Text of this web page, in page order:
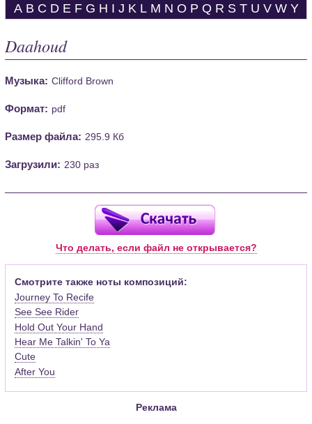
A B C D E F G H I J K L M N O P Q R S T U V W Y
Daahoud
Музыка: Clifford Brown
Формат: pdf
Размер файла: 295.9 Кб
Загрузили: 230 раз
Что делать, если файл не открывается?
Смотрите также ноты композиций:
Journey To Recife
See See Rider
Hold Out Your Hand
Hear Me Talkin' To Ya
Cute
After You
Реклама